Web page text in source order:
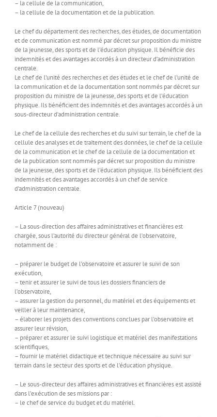
– la cellule de la communication,
– la cellule de la documentation et de la publication.
Le chef du département des recherches, des études, de documentation
et de communication est nommé par décret sur proposition du ministre
de la jeunesse, des sports et de l’éducation physique. Il bénéficie des
indemnités et des avantages accordés à un directeur d’administration
centrale.
Le chef de l’unité des recherches et des études et le chef de l’unité de
la communication et de la documentation sont nommés par décret sur
proposition du ministre de la jeunesse, des sports et de l’éducation
physique. Ils bénéficient des indemnités et des avantages accordés à un
sous-directeur d’administration centrale.
Le chef de la cellule des recherches et du suivi sur terrain, le chef de la
cellule des analyses et de traitement des données, le chef de la cellule
de la communication et le chef de la cellule de la documentation et
de la publication sont nommés par décret sur proposition du ministre
de la jeunesse, des sports et de l’éducation physique. Ils bénéficient des
indemnités et des avantages accordés à un chef de service
d’administration centrale.
Article 7 (nouveau)
– La sous-direction des affaires administratives et financières est
chargée, sous l’autorité du directeur général de l’observatoire,
notamment de :
– préparer le budget de l’observatoire et assurer le suivi de son
exécution,
– tenir et assurer le suivi de tous les dossiers financiers de
l’observatoire,
– assurer la gestion du personnel, du matériel et des équipements et
veiller à leur maintenance,
– élaborer les projets des conventions conclues par l’observatoire et
assurer leur révision,
– préparer et assurer le suivi logistique et matériel des manifestations
scientifiques,
– fournir le matériel didactique et technique nécessaire au suivi sur
terrain dans le secteur des sports et de l’éducation physique.
– Le sous-directeur des affaires administratives et financières est assisté
dans l’exécution de ses missions par :
– le chef de service du budget et du matériel.